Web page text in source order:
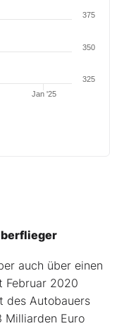
Jan '25
325
350
375
auch über einen
Februar 2020
des Autobauers
Milliarden Euro